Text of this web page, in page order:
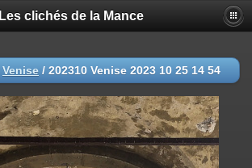
Les clichés de la Mance
Venise / 202310 Venise 2023 10 25 14 54